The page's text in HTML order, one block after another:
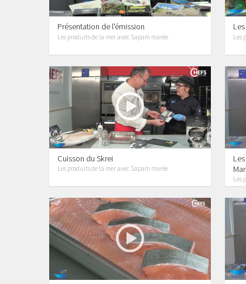
Présentation de l'émission
Les produits de la mer avec Sapam marée Les
Cuisson du Skrei
Les produits de la mer avec Sapam marée
Les